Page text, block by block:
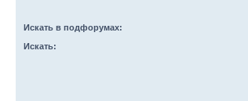
Искать в подфорумах:
Искать: